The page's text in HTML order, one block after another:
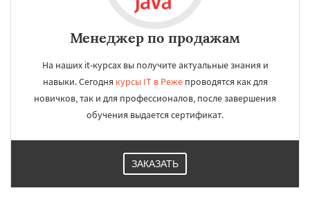
Менеджер по продажам
На наших it-курсах вы получите актуальные знания и
навыки. Сегодня курсы IT в Режепроводятся как для
новичков, так и для профессионалов, после завершения
обучения выдается сертификат.
ЗАКАЗАТЬ